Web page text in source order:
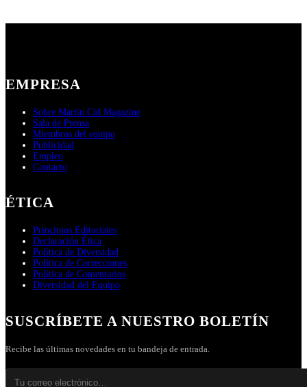
EMPRESA
Sobre Martin Cid Magazine
Sala de Prensa
Miembros del equipo
Publicidad
Empleo
Contacto
ÉTICA
Principios Editoriales
Declaración Ética
Política de Diversidad
Política de Correcciones
Política de Comentarios
Diversidad del Equipo
SUSCRÍBETE A NUESTRO BOLETÍN
Recibe las últimas novedades en tu bandeja de entrada.